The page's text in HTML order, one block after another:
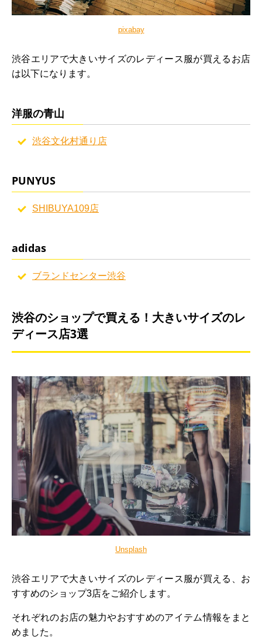
pixabay
渋谷エリアで大きいサイズのレディース服が買えるお店
は以下になります。
洋服の青山
渋谷文化村通り店
PUNYUS
SHIBUYA109店
adidas
ブランドセンター渋谷
渋谷のショップで買える！大きいサイズのレ
ディース店3選
Unsplash
渋谷エリアで大きいサイズのレディース服が買える、お
すすめのショップ3店をご紹介します。
それぞれのお店の魅力やおすすめのアイテム情報をまと
めました。